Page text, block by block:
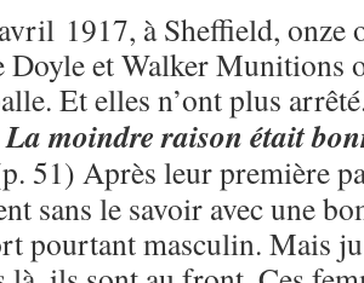
1917, à Sheffield, onze
Doyle et Walker Munitions
Et elles n’ont plus
La moindre raison était
51) Après leur première
sans le savoir avec une
pourtant masculin. Mais